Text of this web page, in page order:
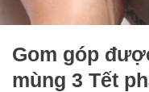
Gom góp
mùng 3 Tết